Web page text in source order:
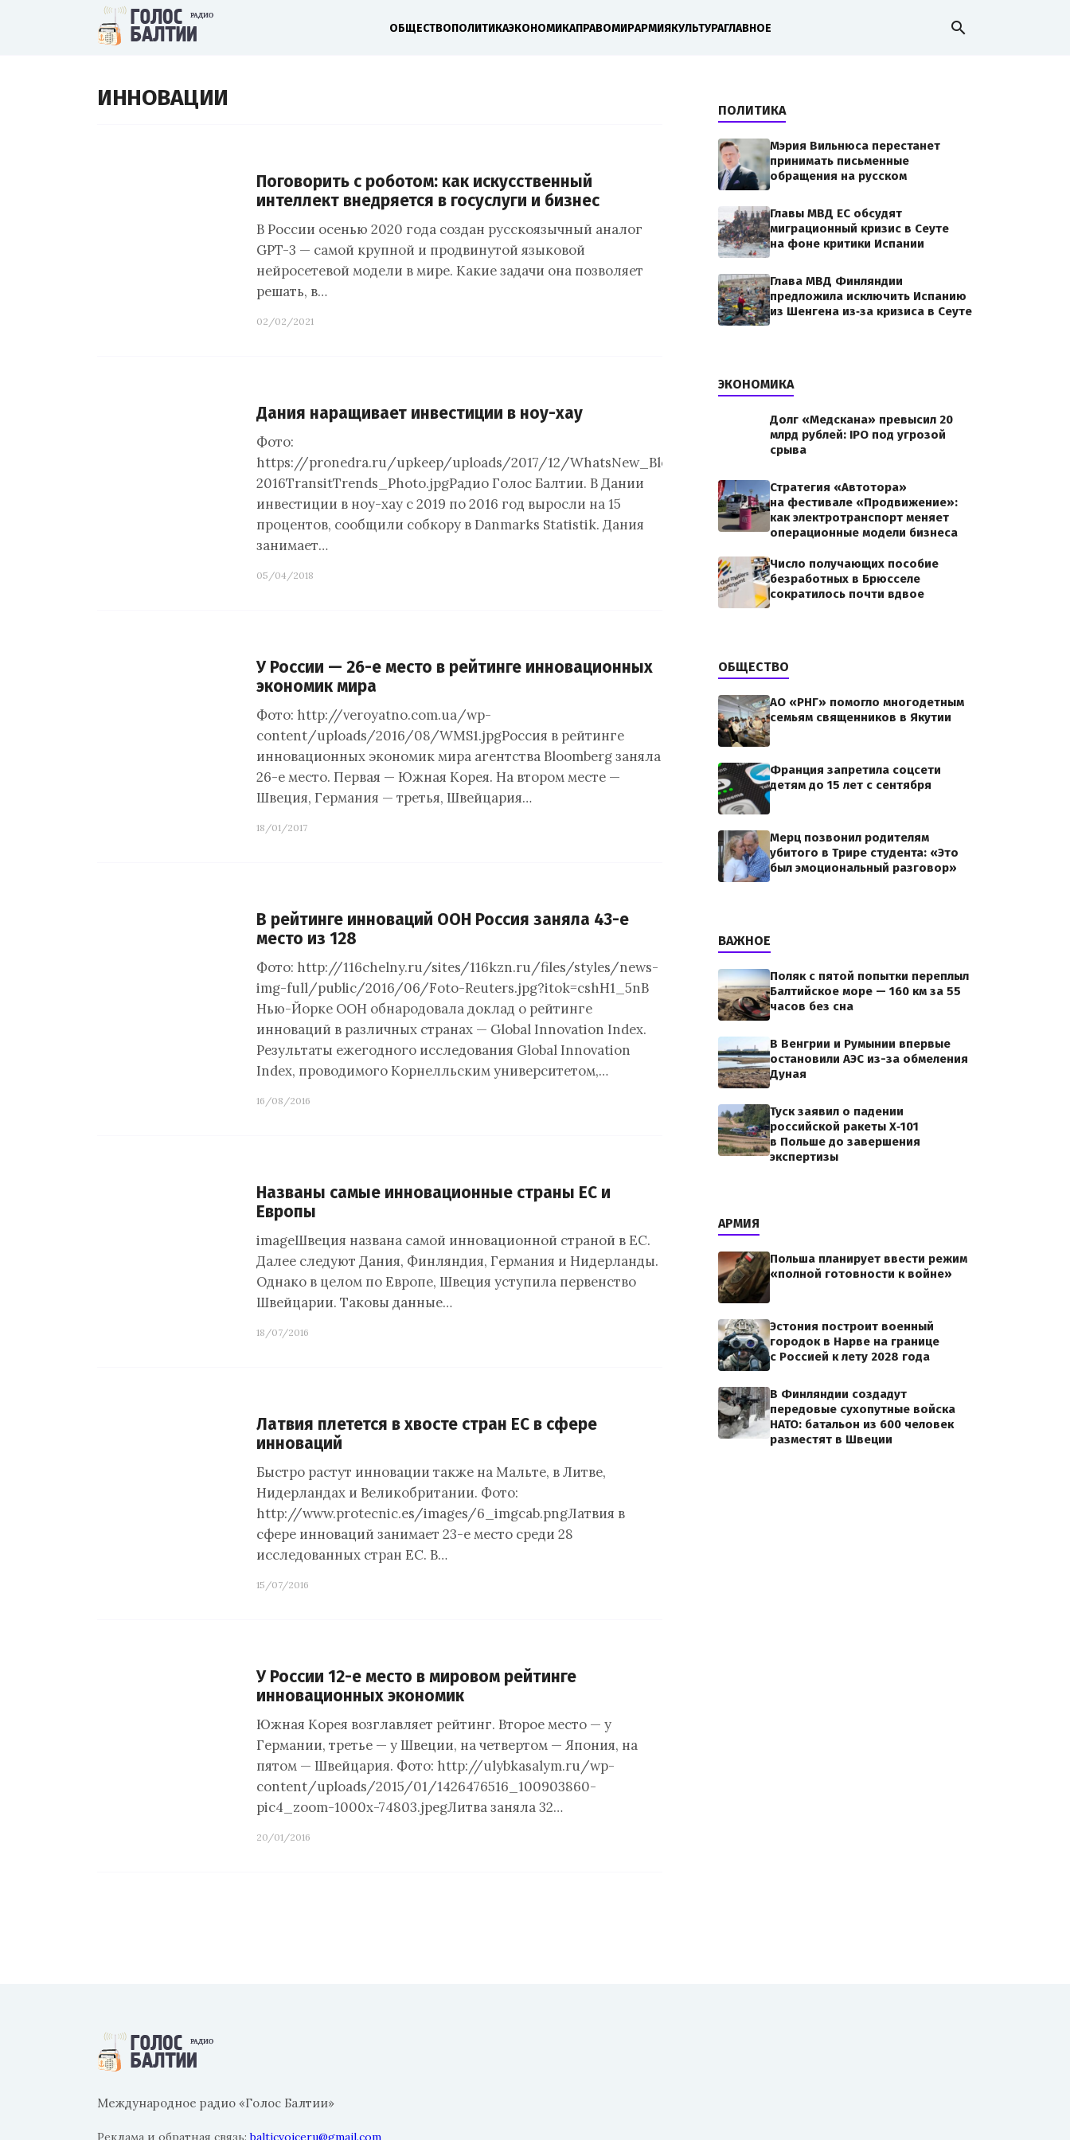
ОБЩЕСТВОПОЛИТИКАЭКОНОМИКАПРАВОМИРАРМИЯКУЛЬТУРАГЛАВНОЕ search
ИННОВАЦИИ
Поговорить с роботом: как искусственный
интеллект внедряется в госуслуги и бизнес
В России осенью 2020 года создан русскоязычный аналог
GPT-3 — самой крупной и продвинутой языковой
нейросетевой модели в мире. Какие задачи она позволяет
решать, в…
02/02/2021
Дания наращивает инвестиции в ноу-хау
Фото:
https://pronedra.ru/upkeep/uploads/2017/12/WhatsNew_Blog-
2016TransitTrends_Photo.jpgРадио Голос Балтии. В Дании
инвестиции в ноу-хау с 2019 по 2016 год выросли на 15
процентов, сообщили собкору в Danmarks Statistik. Дания
занимает…
05/04/2018
У России — 26-е место в рейтинге инновационных
экономик мира
Фото: http://veroyatno.com.ua/wp-
content/uploads/2016/08/WMS1.jpgРоссия в рейтинге
инновационных экономик мира агентства Bloomberg заняла
26-е место. Первая — Южная Корея. На втором месте —
Швеция, Германия — третья, Швейцария…
18/01/2017
В рейтинге инноваций ООН Россия заняла 43-е
место из 128
Фото: http://116chelny.ru/sites/116kzn.ru/files/styles/news-
img-full/public/2016/06/Foto-Reuters.jpg?itok=cshH1_5nВ
Нью-Йорке ООН обнародовала доклад о рейтинге
инноваций в различных странах — Global Innovation Index.
Результаты ежегодного исследования Global Innovation
Index, проводимого Корнелльским университетом,…
16/08/2016
Названы самые инновационные страны ЕС и
Европы
imageШвеция названа самой инновационной страной в ЕС.
Далее следуют Дания, Финляндия, Германия и Нидерланды.
Однако в целом по Европе, Швеция уступила первенство
Швейцарии. Таковы данные…
18/07/2016
Латвия плетется в хвосте стран ЕС в сфере
инноваций
Быстро растут инновации также на Мальте, в Литве,
Нидерландах и Великобритании. Фото:
http://www.protecnic.es/images/6_imgcab.pngЛатвия в
сфере инноваций занимает 23-е место среди 28
исследованных стран ЕС. В…
15/07/2016
У России 12-е место в мировом рейтинге
инновационных экономик
Южная Корея возглавляет рейтинг. Второе место — у
Германии, третье — у Швеции, на четвертом — Япония, на
пятом — Швейцария. Фото: http://ulybkasalym.ru/wp-
content/uploads/2015/01/1426476516_100903860-
pic4_zoom-1000x-74803.jpegЛитва заняла 32…
20/01/2016
ПОЛИТИКА
Мэрия Вильнюса перестанет
принимать письменные
обращения на русском
Главы МВД ЕС обсудят
миграционный кризис в Сеуте
на фоне критики Испании
Глава МВД Финляндии
предложила исключить Испанию
из Шенгена из‑за кризиса в Сеуте
ЭКОНОМИКА
Долг «Медскана» превысил 20
млрд рублей: IPO под угрозой
срыва
Стратегия «Автотора»
на фестивале «Продвижение»:
как электротранспорт меняет
операционные модели бизнеса
Число получающих пособие
безработных в Брюсселе
сократилось почти вдвое
ОБЩЕСТВО
АО «РНГ» помогло многодетным
семьям священников в Якутии
Франция запретила соцсети
детям до 15 лет с сентября
Мерц позвонил родителям
убитого в Трире студента: «Это
был эмоциональный разговор»
ВАЖНОЕ
Поляк с пятой попытки переплыл
Балтийское море — 160 км за 55
часов без сна
В Венгрии и Румынии впервые
остановили АЭС из-за обмеления
Дуная
Туск заявил о падении
российской ракеты X‑101
в Польше до завершения
экспертизы
АРМИЯ
Польша планирует ввести режим
«полной готовности к войне»
Эстония построит военный
городок в Нарве на границе
с Россией к лету 2028 года
В Финляндии создадут
передовые сухопутные войска
НАТО: батальон из 600 человек
разместят в Швеции
Международное радио «Голос Балтии»
Реклама и обратная связь:balticvoiceru@gmail.com